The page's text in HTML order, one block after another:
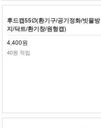
후드캡55∅(환기구/공기정화/빗물방
지/닥트/환기창/원형캡)
4,400원
40원 적립